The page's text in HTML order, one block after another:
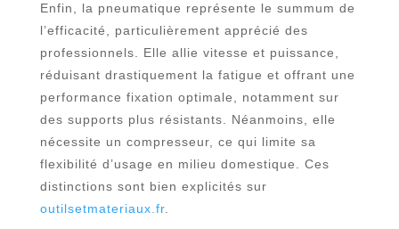
Enfin, la pneumatique représente le summum de
l’efficacité, particulièrement apprécié des
professionnels. Elle allie vitesse et puissance,
réduisant drastiquement la fatigue et offrant une
performance fixation optimale, notamment sur
des supports plus résistants. Néanmoins, elle
nécessite un compresseur, ce qui limite sa
flexibilité d’usage en milieu domestique. Ces
distinctions sont bien explicités sur
outilsetmateriaux.fr.